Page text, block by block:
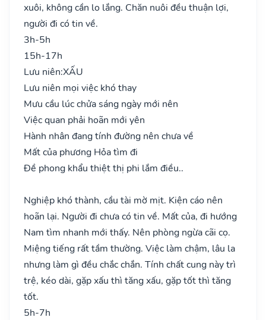
xuôi, không cần lo lắng. Chăn nuôi đều thuận lợi,
người đi có tin về.
3h-5h
15h-17h
Lưu niên:XẤU
Lưu niên mọi việc khó thay
Mưu cầu lúc chửa sáng ngày mới nên
Việc quan phải hoãn mới yên
Hành nhân đang tính đường nên chưa về
Mất của phương Hỏa tìm đi
Đề phong khẩu thiệt thị phi lắm điều..
Nghiệp khó thành, cầu tài mờ mịt. Kiện cáo nên
hoãn lại. Người đi chưa có tin về. Mất của, đi hướng
Nam tìm nhanh mới thấy. Nên phòng ngừa cãi cọ.
Miệng tiếng rất tầm thường. Việc làm chậm, lâu la
nhưng làm gì đều chắc chắn. Tính chất cung này trì
trệ, kéo dài, gặp xấu thì tăng xấu, gặp tốt thì tăng
tốt.
5h-7h